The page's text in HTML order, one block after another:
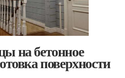
на бетонное
поверхности